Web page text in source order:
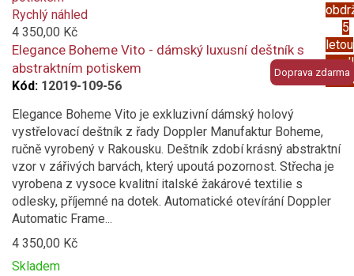
5
letou
to
compare
Doprava zdarma
Rychlý náhled
4 350,00 Kč
Elegance Boheme Vito - dámský luxusní deštník s
abstraktním potiskem
Kód: 12019-109-56
Elegance Boheme Vito je exkluzivní dámský holový
vystřelovací deštník z řady Doppler Manufaktur Boheme,
ručně vyrobený v Rakousku. Deštník zdobí krásný abstraktní
vzor v zářivých barvách, který upoutá pozornost. Střecha je
vyrobena z vysoce kvalitní italské žakárové textilie s
odlesky, příjemné na dotek. Automatické otevírání Doppler
Automatic Frame...
4 350,00 Kč
Skladem